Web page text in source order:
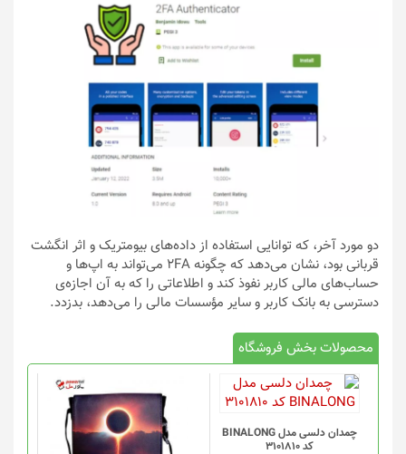
دو مورد آخر، که توانایی استفاده از داده‌های بیومتریک و اثر انگشت
قربانی بود، نشان می‌دهد که چگونه 2FA می‌تواند به اپ‌ها و
حساب‌های مالی کاربر نفوذ کند و اطلاعاتی را که به آن اجازه‌ی
دسترسی به بانک کاربر و سایر مؤسسات مالی را می‌دهد، بدزدد.
محصولات بخش فروشگاه
چمدان دلسی مدل BINALONG
کد 3101810